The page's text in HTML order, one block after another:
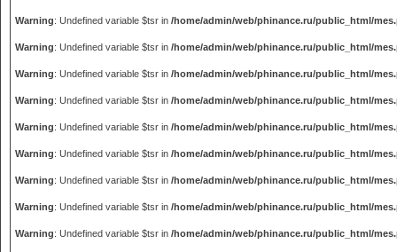
Warning: Undefined variable $tsr in /home/admin/web/phinance.ru/public_html/
Warning: Undefined variable $tsr in /home/admin/web/phinance.ru/public_html/
Warning: Undefined variable $tsr in /home/admin/web/phinance.ru/public_html/
Warning: Undefined variable $tsr in /home/admin/web/phinance.ru/public_html/
Warning: Undefined variable $tsr in /home/admin/web/phinance.ru/public_html/
Warning: Undefined variable $tsr in /home/admin/web/phinance.ru/public_html/
Warning: Undefined variable $tsr in /home/admin/web/phinance.ru/public_html/
Warning: Undefined variable $tsr in /home/admin/web/phinance.ru/public_html/
Warning: Undefined variable $tsr in /home/admin/web/phinance.ru/public_html/